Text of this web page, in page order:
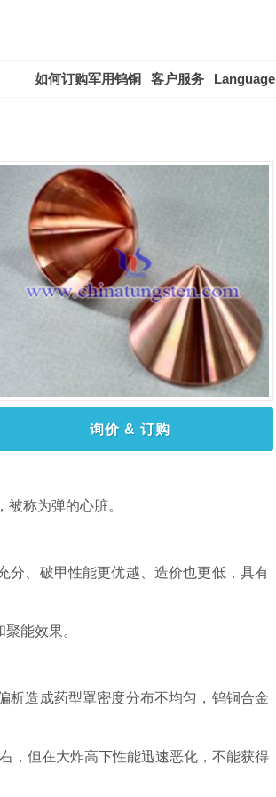
如何订购军用钨铜 客户服务 Language
询价 & 订购
称为弹的心脏。
分、破甲性能更优越、造价也更低，具有
能效果。
析造成药型罩密度分布不均匀，钨铜合金
，但在大炸高下性能迅速恶化，不能获得